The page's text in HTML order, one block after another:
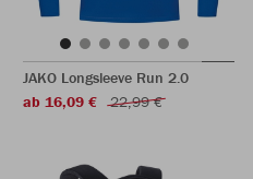
JAKO Longsleeve Run 2.0
ab 16,09 €
22,99 €